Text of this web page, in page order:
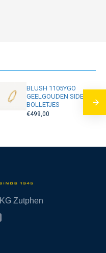
BLUSH 1105YGO
GEELGOUDEN SIDER
BOLLETJES
€499,00
Zutphen